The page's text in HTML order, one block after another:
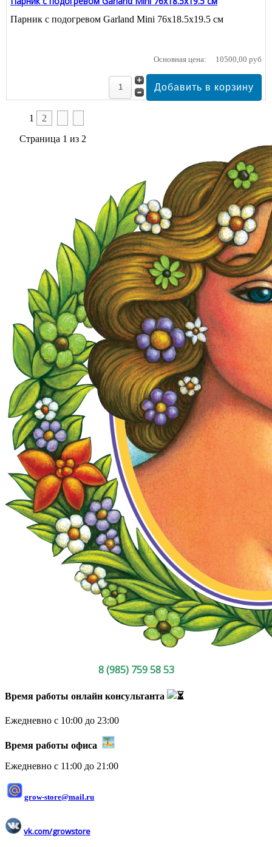
Парник с подогревом Garland Mini 76x18.5x19.5 см
Основная цена: 10500,00 руб
1
2
Страница 1 из 2
8 (985) 759 58 53
Время работы онлайн консультанта
Ежедневно с 10:00 до 23:00
Время работы офиса
Ежедневно с 11:00 до 21:00
grow-store@mail.ru
vk.com/growstore